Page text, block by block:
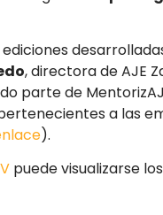
, directora de AJE
parte de
a las
).
puede visualizarse